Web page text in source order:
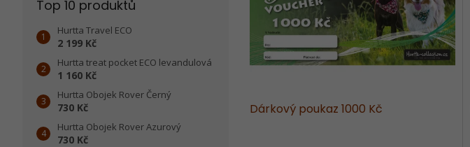
Top 10 produktů
Hurtta Travel ECO
2 199 Kč
Hurtta treat pocket ECO levandulová
1 160 Kč
Hurtta Obojek Rover Černý
730 Kč
Hurtta Obojek Rover Azurový
730 Kč
d
Dárkový poukaz 1000 Kč